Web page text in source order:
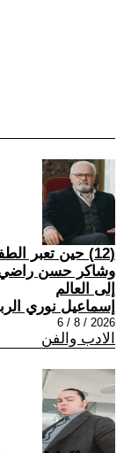
(12) حين تعبر
وشاكر حسن راضي
إلى العالم
إسماعيل نوري
2026 / 8 / 6
الادب والفن